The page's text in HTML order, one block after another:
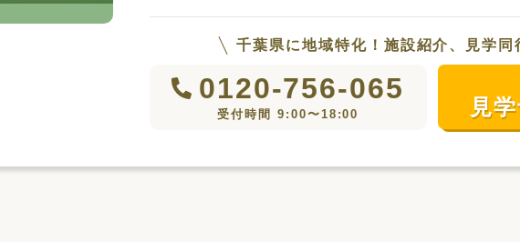
千葉県に地域特化！施設紹介、見学同
0120-756-065
受付時間 9:00〜18:00 見